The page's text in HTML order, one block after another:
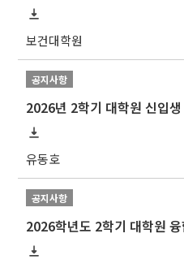
보건대학원
공지사항
유동호
공지사항